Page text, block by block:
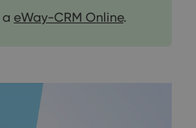
a eWay-CRM Online.